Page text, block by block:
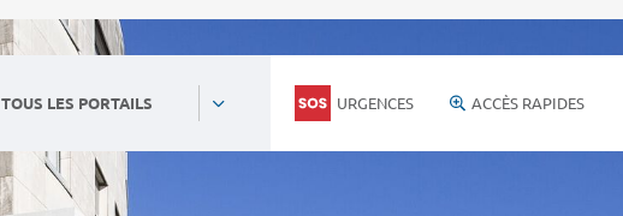
TOUS LES PORTAILS URGENCES ACCÈS RAPIDES